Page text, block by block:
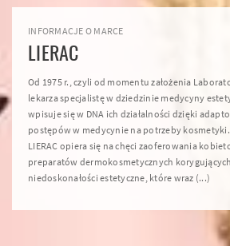
INFORMACJE O MARCE
LIERAC
Od 1975 r., czyli od momentu założenia
lekarza specjalistę w dziedzinie medycyny
wpisuje się w DNA ich działalności dzięki
postępów w medycynie na potrzeby
LIERAC opiera się na chęci zaoferowania
preparatów dermokosmetycznych
niedoskonałości estetyczne, które wraz (...)